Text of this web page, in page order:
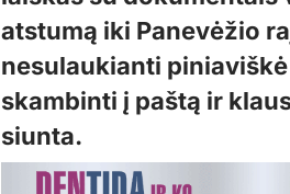
atstumą iki Panevėžio
nesulaukianti
skambinti į paštą ir
siunta.